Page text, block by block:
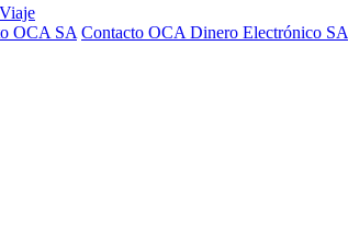
OCA SA Contacto OCA Dinero Electrónico SA